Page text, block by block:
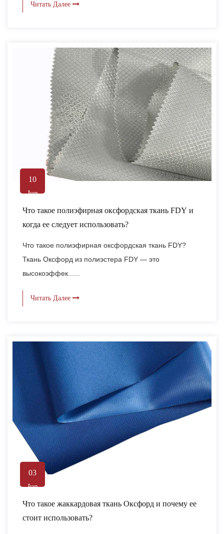
Читать Далее
10
Jun
Что такое полиэфирная оксфордская ткань FDY и
когда ее следует использовать?
Что такое полиэфирная оксфордская ткань FDY?
Ткань Оксфорд из полиэстера FDY — это
высокоэффек......
Читать Далее
03
Jun
Что такое жаккардовая ткань Оксфорд и почему ее
стоит использовать?